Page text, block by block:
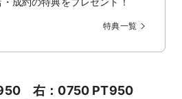
特典一覧
右：0750 PT950